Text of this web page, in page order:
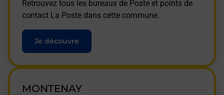
Retrouvez tous les bureaux de Poste et points de
contact La Poste dans cette commune.
Je découvre
MONTENAY